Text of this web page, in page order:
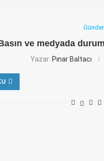
ve medyada
Yazar: Pınar Baltacı